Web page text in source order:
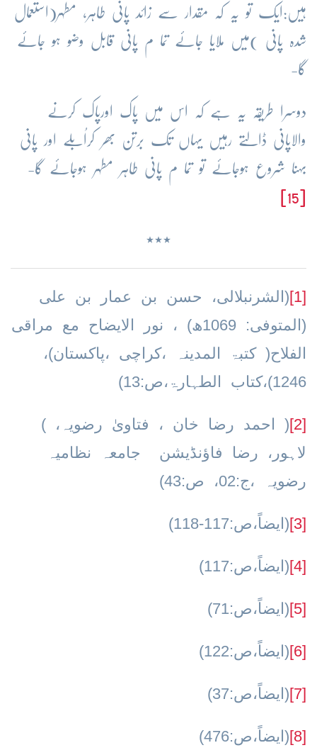
ہیں:ایک تو یہ کہ مقدار سے زائد پانی طاہر، مطہر(استعمال
شدہ پانی )میں ملایا جائے تما م پانی قابل وضو ہو جائے
گا-
دوسرا طریقہ یہ ہے کہ اس میں پاک اورپاک کرنے
والاپانی ڈالتے رہیں یہاں تک برتن بھر کراُبلے اور پانی
بہنا شروع ہوجائے تو تما م پانی طاہر مطہر ہوجائے گا-
٭٭٭
[1]
(الشرنبلالی، حسن بن عمار بن علی
(المتوفى: 1069ھ) ، نور الايضاح مع مراقی
الفلاح( کتبۃ المدینہ ،کراچی ،پاکستان)،
1246)،کتاب الطہارۃ،ص:13)
[2]
( احمد رضا خان ، فتاویٰ رضویہ، )
لاہور، رضا فاؤنڈیشن جامعہ نظامیہ
رضویہ ،ج:02، ص:43)
[3] (ایضاً،ص:117-118)
[4] (ایضاً،ص:117)
[5] (ایضاً،ص:71)
[6] (ایضاً،ص:122)
[7] (ایضاً،ص:37)
[8] (ایضاً،ص:476)